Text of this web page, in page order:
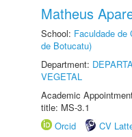
Matheus
School: Faculdade de
de Botucatu)
Department:
VEGETAL
Academic
title: MS-3.1
Orcid
CV